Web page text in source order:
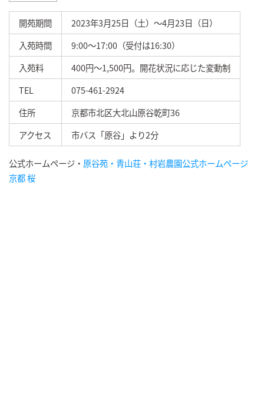
開苑期間
2023年3月25日（土）～4月23日（日）
入苑時間
9:00～17:00（受付は16:30）
入苑料
400円～1,500円。開花状況に応じた変動制
TEL
075-461-2924
住所
京都市北区大北山原谷乾町36
アクセス
市バス「原谷」より2分
公式ホームページ・ 原谷苑・青山荘・村岩農園公式ホームページ
京都 桜